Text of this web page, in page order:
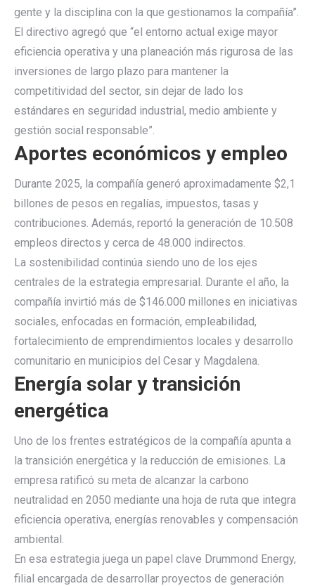
gente y la disciplina con la que gestionamos la compañía”.
El directivo agregó que “el entorno actual exige mayor
eficiencia operativa y una planeación más rigurosa de las
inversiones de largo plazo para mantener la
competitividad del sector, sin dejar de lado los
estándares en seguridad industrial, medio ambiente y
gestión social responsable”.
Aportes económicos y empleo
Durante 2025, la compañía generó aproximadamente $2,1
billones de pesos en regalías, impuestos, tasas y
contribuciones. Además, reportó la generación de 10.508
empleos directos y cerca de 48.000 indirectos.
La sostenibilidad continúa siendo uno de los ejes
centrales de la estrategia empresarial. Durante el año, la
compañía invirtió más de $146.000 millones en iniciativas
sociales, enfocadas en formación, empleabilidad,
fortalecimiento de emprendimientos locales y desarrollo
comunitario en municipios del Cesar y Magdalena.
Energía solar y transición
energética
Uno de los frentes estratégicos de la compañía apunta a
la transición energética y la reducción de emisiones. La
empresa ratificó su meta de alcanzar la carbono
neutralidad en 2050 mediante una hoja de ruta que integra
eficiencia operativa, energías renovables y compensación
ambiental.
En esa estrategia juega un papel clave Drummond Energy,
filial encargada de desarrollar proyectos de generación